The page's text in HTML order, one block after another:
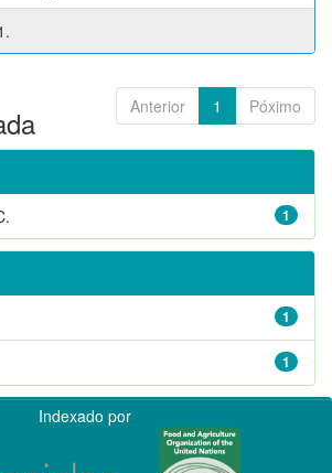
Anterior 1 Póximo
1
1
1
Indexado por